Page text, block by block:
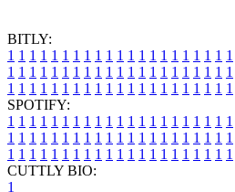
BITLY:
1 1 1 1 1 1 1 1 1 1 1 1 1 1 1 1 1 1 1 1 1
1 1 1 1 1 1 1 1 1 1 1 1 1 1 1 1 1 1 1 1 1
1 1 1 1 1 1 1 1 1 1 1 1 1 1 1 1 1 1 1 1 1
SPOTIFY:
1 1 1 1 1 1 1 1 1 1 1 1 1 1 1 1 1 1 1 1 1
1 1 1 1 1 1 1 1 1 1 1 1 1 1 1 1 1 1 1 1 1
1 1 1 1 1 1 1 1 1 1 1 1 1 1 1 1 1 1 1 1 1
CUTTLY BIO:
1